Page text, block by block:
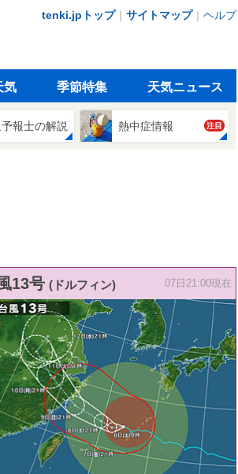
tenki.jpトップ｜ サイトマップ｜ ヘルプ
気 季節特集 天気ニュース
報士の解説 熱中症情報 注目
13号 (ドルフィン) 07日21:00現在